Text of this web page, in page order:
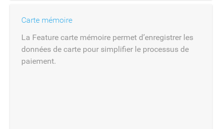
Carte mémoire
La Feature carte mémoire permet d’enregistrer les
données de carte pour simplifier le processus de
paiement.